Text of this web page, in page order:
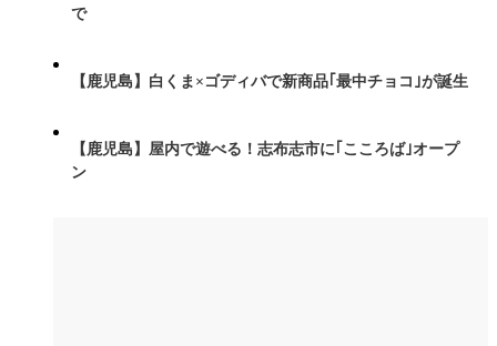
で
【鹿児島】白くま×ゴディバで新商品｢最中チョコ｣が誕生
【鹿児島】屋内で遊べる！志布志市に｢こころば｣オープ
ン